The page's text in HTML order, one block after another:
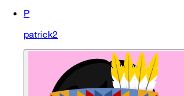
P
patrick2